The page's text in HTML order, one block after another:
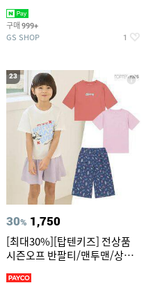
구매 999+
GS SHOP 1
23
30% 1,750
[최대30%][탑텐키즈] 전상품
시즌오프 반팔티/맨투맨/상하